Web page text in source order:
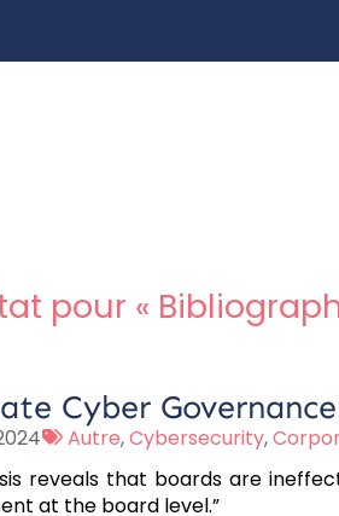
pour «
Cyber
Tags
Autre,Cybersecurity,
reveals that boards are
at the board level.”